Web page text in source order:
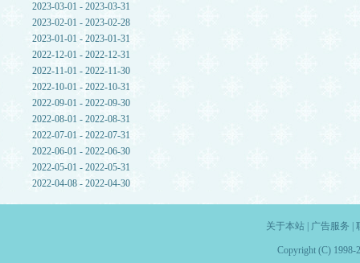
2023-03-01 - 2023-03-31
2023-02-01 - 2023-02-28
2023-01-01 - 2023-01-31
2022-12-01 - 2022-12-31
2022-11-01 - 2022-11-30
2022-10-01 - 2022-10-31
2022-09-01 - 2022-09-30
2022-08-01 - 2022-08-31
2022-07-01 - 2022-07-31
2022-06-01 - 2022-06-30
2022-05-01 - 2022-05-31
2022-04-08 - 2022-04-30
关于本站| 广告服务
Copyright (C) 1998-